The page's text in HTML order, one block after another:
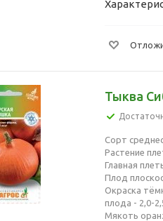
Тыква
Сорт
Растение
Главная
Плод
Окраска
плода - 2,0-
Мякоть